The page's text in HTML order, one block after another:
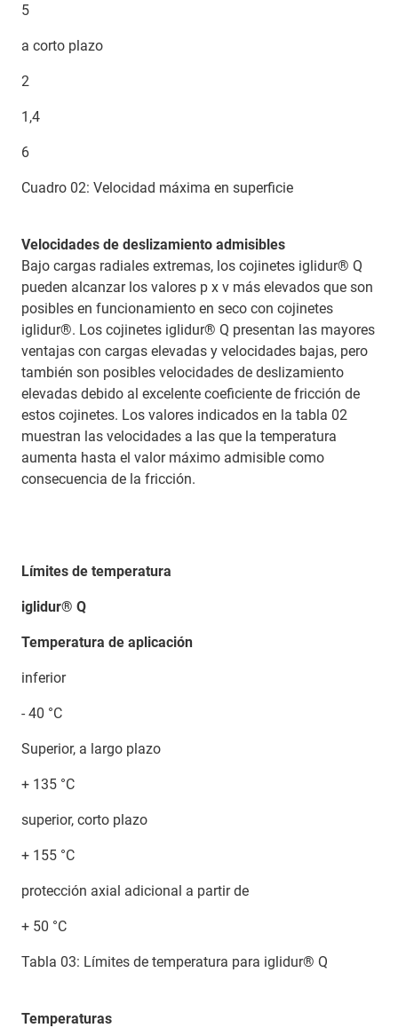
5
a corto plazo
2
1,4
6
Cuadro 02: Velocidad máxima en superficie
Velocidades de deslizamiento admisibles
Bajo cargas radiales extremas, los cojinetes iglidur® Q
pueden alcanzar los valores p x v más elevados que son
posibles en funcionamiento en seco con cojinetes
iglidur®. Los cojinetes iglidur® Q presentan las mayores
ventajas con cargas elevadas y velocidades bajas, pero
también son posibles velocidades de deslizamiento
elevadas debido al excelente coeficiente de fricción de
estos cojinetes. Los valores indicados en la tabla 02
muestran las velocidades a las que la temperatura
aumenta hasta el valor máximo admisible como
consecuencia de la fricción.
Límites de temperatura
iglidur® Q
Temperatura de aplicación
inferior
- 40 °C
Superior, a largo plazo
+ 135 °C
superior, corto plazo
+ 155 °C
protección axial adicional a partir de
+ 50 °C
Tabla 03: Límites de temperatura para iglidur® Q
Temperaturas